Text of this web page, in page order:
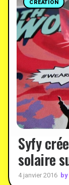
CRÉATION
Syfy
solaire
4 janvier 2016